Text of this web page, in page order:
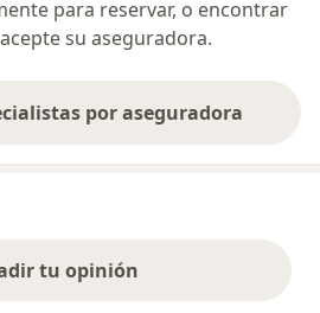
para reservar, o encontrar
su aseguradora.
por aseguradora
tu opinión